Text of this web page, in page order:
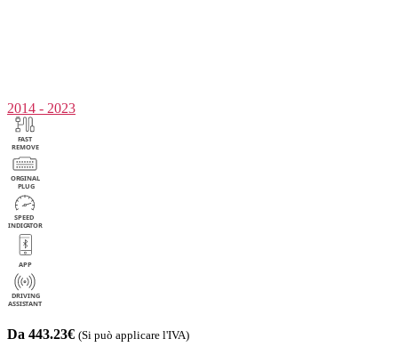
2014 - 2023
Da 443.23€ (Si può applicare l'IVA)